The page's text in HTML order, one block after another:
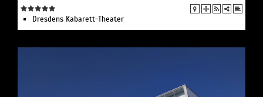
Dresdens Kabarett-Theater